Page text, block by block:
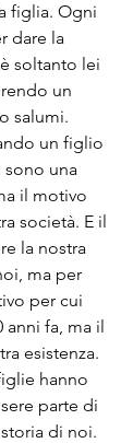
figlia. Ogni
dare la
soltanto lei
un
salumi.
un figlio
una
il motivo
società. E il
la nostra
ma per
per cui
anni fa, ma il
esistenza.
hanno
parte di
di noi.